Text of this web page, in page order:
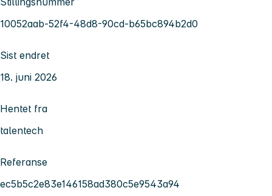
10052aab-52f4-48d8-90cd-b65bc894b2d0
Sist endret
18. juni 2026
Hentet fra
talentech
Referanse
ec5b5c2e83e146158ad380c5e9543a94